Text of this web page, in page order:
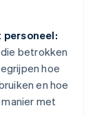
personeel:
betrokken
hoe
en hoe
met